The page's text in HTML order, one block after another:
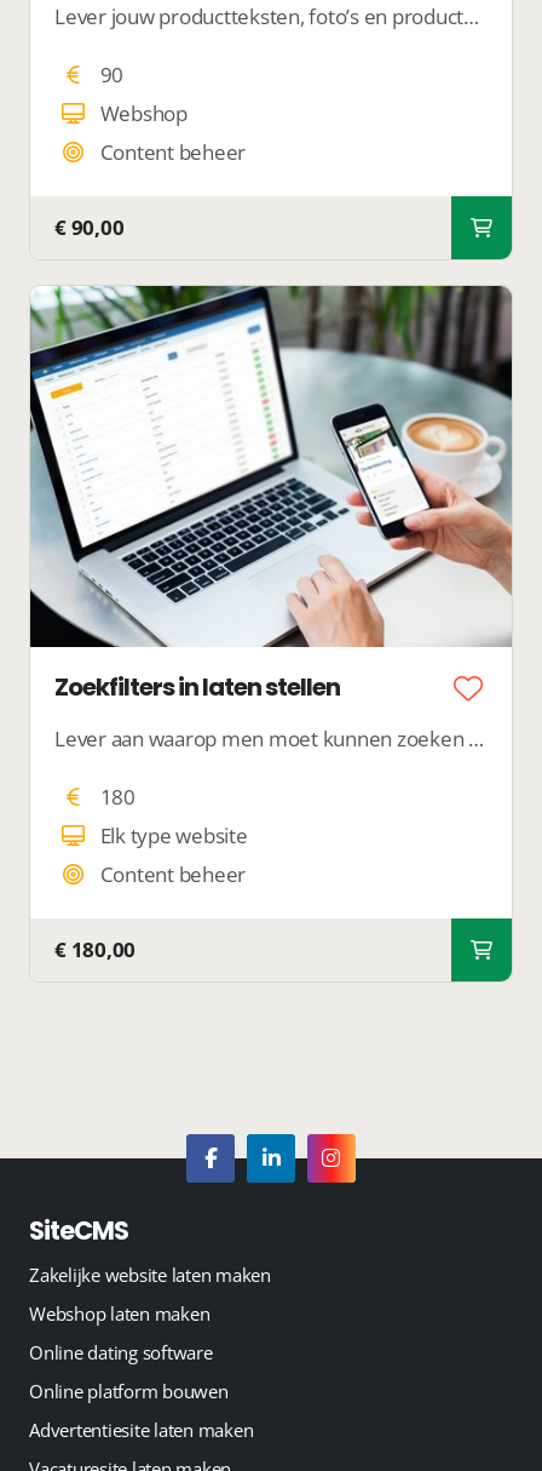
Lever jouw productteksten, foto’s en productkenmerken bij ons aan en wij zorgen ervoor dat jouw product netjes in jouw webshop gepubliceerd wordt.
90
Webshop
Content beheer
€ 90,00
Zoekfilters in laten stellen
Lever aan waarop men moet kunnen zoeken in jouw overzicht. Wij zorgen ervoor dat jouw overzicht doorzoekbaar wordt met alle gewenste zoekfilters.
180
Elk type website
Content beheer
€ 180,00
SiteCMS
Zakelijke website laten maken
Webshop laten maken
Online dating software
Online platform bouwen
Advertentiesite laten maken